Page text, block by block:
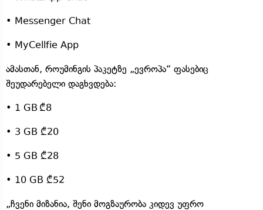
• Messenger Chat
• MyCellfie App
ამასთან, როუმინგის პაკეტზე „ევროპა“ ფასებიც
შეუდარებელი დაგხვდება:
• 1 GB ₾8
• 3 GB ₾20
• 5 GB ₾28
• 10 GB ₾52
„ჩვენი მიზანია, შენი მოგზაურობა კიდევ უფრო